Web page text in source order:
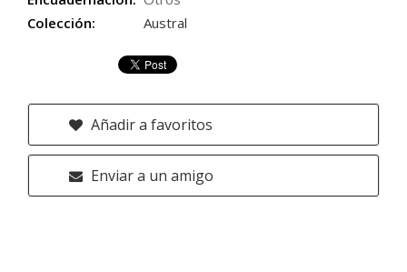
Colección:
Austral
Añadir a favoritos
Enviar a un amigo